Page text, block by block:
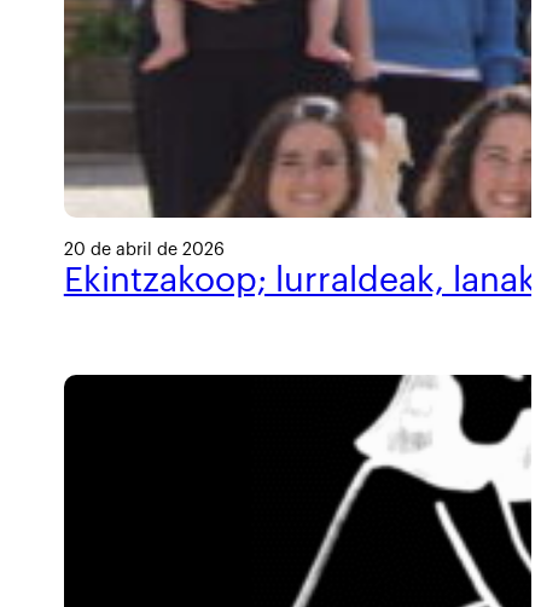
20 de abril de 2026
Ekintzakoop; lurraldeak,